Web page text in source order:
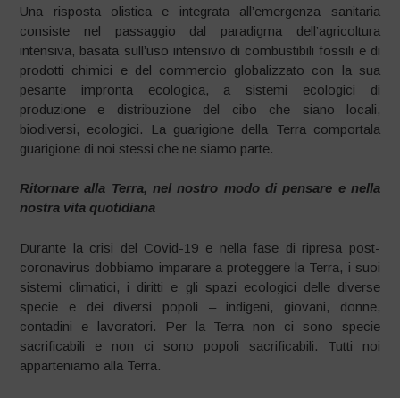
Una risposta olistica e integrata all’emergenza sanitaria
consiste nel passaggio dal paradigma dell’agricoltura
intensiva, basata sull’uso intensivo di combustibili fossili e di
prodotti chimici e del commercio globalizzato con la sua
pesante impronta ecologica, a sistemi ecologici di
produzione e distribuzione del cibo che siano locali,
biodiversi, ecologici. La guarigione della Terra comportala
guarigione di noi stessi che ne siamo parte.
Ritornare alla Terra, nel nostro modo di pensare e nella
nostra vita quotidiana
Durante la crisi del Covid-19 e nella fase di ripresa post-
coronavirus dobbiamo imparare a proteggere la Terra, i suoi
sistemi climatici, i diritti e gli spazi ecologici delle diverse
specie e dei diversi popoli – indigeni, giovani, donne,
contadini e lavoratori. Per la Terra non ci sono specie
sacrificabili e non ci sono popoli sacrificabili. Tutti noi
apparteniamo alla Terra.